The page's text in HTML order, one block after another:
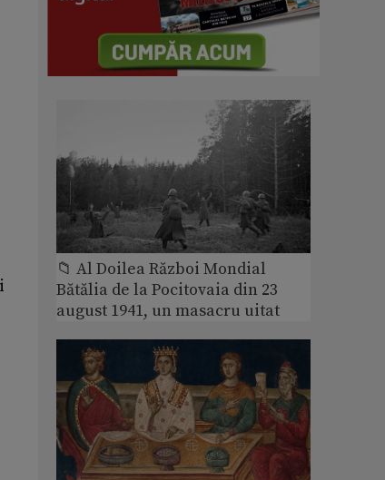
📁 Al Doilea Război Mondial
Bătălia de la Pocitovaia din 23
august 1941, un masacru uitat